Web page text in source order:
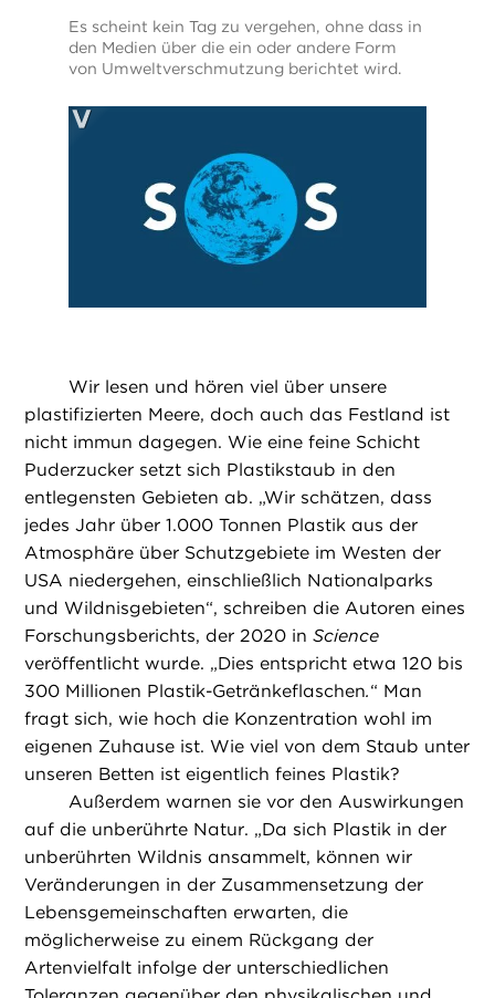
Es scheint kein Tag zu vergehen, ohne dass in
den Medien über die ein oder andere Form
von Umweltverschmutzung berichtet wird.
Wir lesen und hören viel über unsere
plastifizierten Meere, doch auch das Festland ist
nicht immun dagegen. Wie eine feine Schicht
Puderzucker setzt sich Plastikstaub in den
entlegensten Gebieten ab. „Wir schätzen, dass
jedes Jahr über 1.000 Tonnen Plastik aus der
Atmosphäre über Schutzgebiete im Westen der
USA niedergehen, einschließlich Nationalparks
und Wildnisgebieten“, schreiben die Autoren eines
Forschungsberichts, der 2020 inScience
veröffentlicht wurde. „Dies entspricht etwa 120 bis
300 Millionen Plastik-Getränkeflaschen.“ Man
fragt sich, wie hoch die Konzentration wohl im
eigenen Zuhause ist. Wie viel von dem Staub unter
unseren Betten ist eigentlich feines Plastik?
Außerdem warnen sie vor den Auswirkungen
auf die unberührte Natur. „Da sich Plastik in der
unberührten Wildnis ansammelt, können wir
Veränderungen in der Zusammensetzung der
Lebensgemeinschaften erwarten, die
möglicherweise zu einem Rückgang der
Artenvielfalt infolge der unterschiedlichen